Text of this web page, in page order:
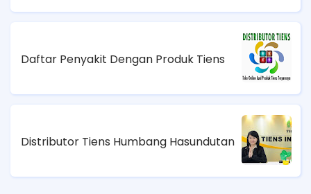
Daftar Penyakit Dengan Produk Tiens
Distributor Tiens Humbang Hasundutan